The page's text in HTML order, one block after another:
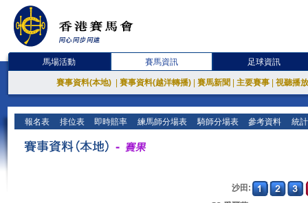
馬場活動 賽馬資訊 足球資訊
賽事資料(本地) 賽事資料(越洋轉播) 賽馬新聞 主要賽事 視聽播
報名表 排位表 即時賠率 練馬師分場表 騎師分場表 參考資料 統
沙田: